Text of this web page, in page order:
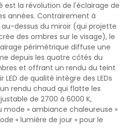
est la révolution de l'éclairage de
années. Contrairement à
dessus du miroir (qui projette
des ombres sur le visage), le
périmétrique diffuse une
depuis les quatre côtés du
et offrant un rendu du teint
de qualité intègre des LEDs
rendu chaud qui flatte les
de 2700 à 6000 K,
« ambiance chaleureuse »
« lumière de jour » pour le